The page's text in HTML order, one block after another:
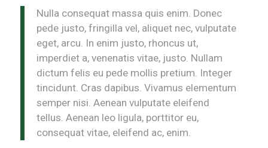
Nulla consequat massa quis enim. Donec
pede justo, fringilla vel, aliquet nec, vulputate
eget, arcu. In enim justo, rhoncus ut,
imperdiet a, venenatis vitae, justo. Nullam
dictum felis eu pede mollis pretium. Integer
tincidunt. Cras dapibus. Vivamus elementum
semper nisi. Aenean vulputate eleifend
tellus. Aenean leo ligula, porttitor eu,
consequat vitae, eleifend ac, enim.